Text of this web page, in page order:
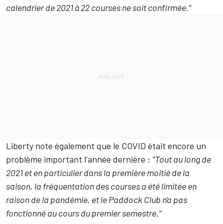
calendrier de 2021 à 22 courses ne soit confirmée."
Liberty note également que le COVID était encore un
problème important l'année dernière : "Tout au long de
2021 et en particulier dans la première moitié de la
saison, la fréquentation des courses a été limitée en
raison de la pandémie, et le Paddock Club n'a pas
fonctionné au cours du premier semestre."